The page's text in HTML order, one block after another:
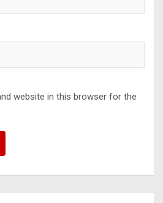
website in this browser for the